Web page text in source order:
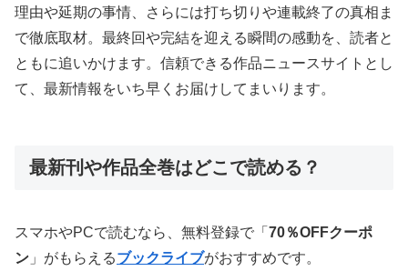
理由や延期の事情、さらには打ち切りや連載終了の真相ま
で徹底取材。最終回や完結を迎える瞬間の感動を、読者と
ともに追いかけます。信頼できる作品ニュースサイトとし
て、最新情報をいち早くお届けしてまいります。
最新刊や作品全巻はどこで読める？
スマホやPCで読むなら、無料登録で「 70％OFFクーポ
ン 」がもらえるブックライブがおすすめです。